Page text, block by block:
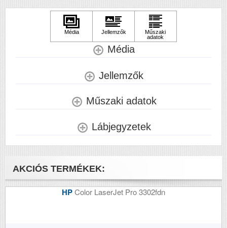
Méretek (ma x szé x mé mm)
1519x856x760
Média
Jellemzők
Műszaki adatok
Lábjegyzetek
AKCIÓS TERMÉKEK:
HPColor LaserJet Pro 3302fdn